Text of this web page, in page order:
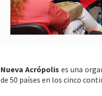
Nueva Acrópolis es una
de 50 países en los cinco